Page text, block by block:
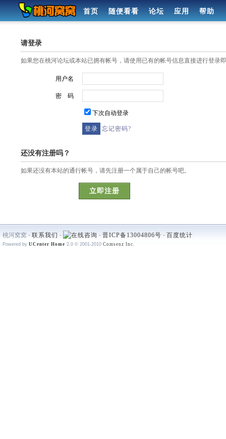
首页 随便看看 论坛 应用 帮助
请登录
如果您在桃河论坛或本站已拥有帐号，请使用已有的帐号信息直接进行登录
用户名
密 码
下次自动登录
忘记密码?
还没有注册吗？
如果还没有本站的通行帐号，请先注册一个属于自己的帐号吧。
立即注册
桃河窝窝 - 联系我们 - - 晋ICP备13004806号 - 百度统计
Powered by UCenter Home 2.0 © 2001-2010 Comsenz Inc.